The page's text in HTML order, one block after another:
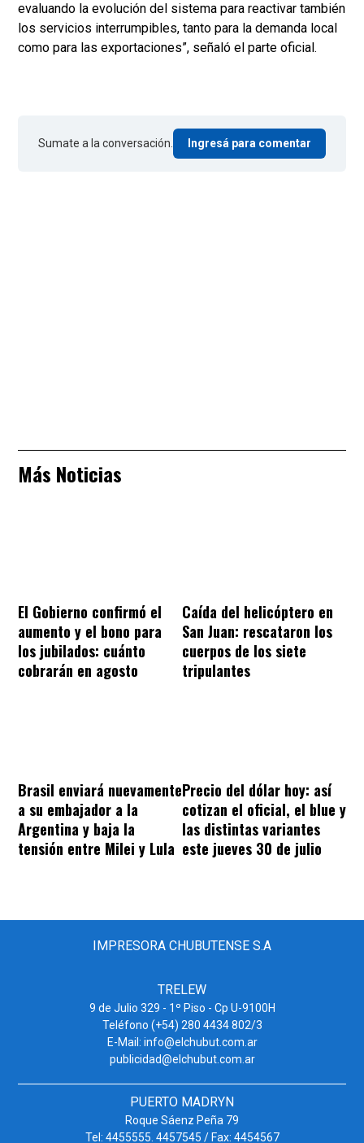
evaluando la evolución del sistema para reactivar también
los servicios interrumpibles, tanto para la demanda local
como para las exportaciones”, señaló el parte oficial.
Sumate a la conversación. Ingresá para comentar
Más Noticias
El Gobierno confirmó el
aumento y el bono para
los jubilados: cuánto
cobrarán en agosto
Caída del helicóptero en
San Juan: rescataron los
cuerpos de los siete
tripulantes
Brasil enviará nuevamente
a su embajador a la
Argentina y baja la
tensión entre Milei y Lula
Precio del dólar hoy: así
cotizan el oficial, el blue y
las distintas variantes
este jueves 30 de julio
IMPRESORA CHUBUTENSE S.A
TRELEW
9 de Julio 329 - 1º Piso - Cp U-9100H
Teléfono (+54) 280 4434 802/3
E-Mail: info@elchubut.com.ar
publicidad@elchubut.com.ar
PUERTO MADRYN
Roque Sáenz Peña 79
Tel: 4455555. 4457545 / Fax: 4454567